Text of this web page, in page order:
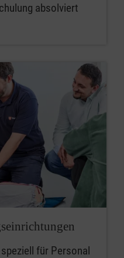
absolviert
für Personal